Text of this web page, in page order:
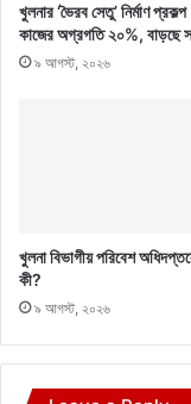
খুলনার ‘ভৈরব সেতু’ নির্মাণ
কাজের অগ্রগতি ২০%, বাড়ছে
৯ আগস্ট, ২০২৬
খুলনা বিভাগীয় পরিবেশ
কী?
৯ আগস্ট, ২০২৬